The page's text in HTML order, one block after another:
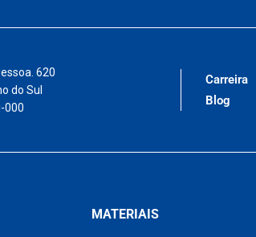
620
do Sul
000
Carreira
Blog
MATERIAIS